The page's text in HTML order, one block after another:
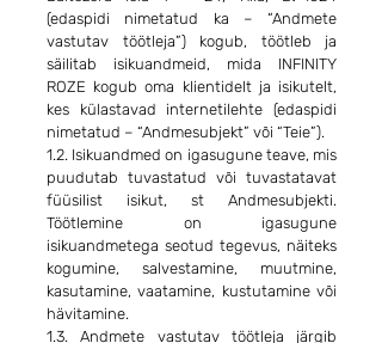
(edaspidi nimetatud ka – “Andmete
vastutav töötleja”) kogub, töötleb ja
säilitab isikuandmeid, mida INFINITY
ROZE kogub oma klientidelt ja isikutelt,
kes külastavad internetilehte (edaspidi
nimetatud – “Andmesubjekt” või “Teie”).
1.2. Isikuandmed on igasugune teave, mis
puudutab tuvastatud või tuvastatavat
füüsilist isikut, st Andmesubjekti.
Töötlemine on igasugune
isikuandmetega seotud tegevus, näiteks
kogumine, salvestamine, muutmine,
kasutamine, vaatamine, kustutamine või
hävitamine.
1.3. Andmete vastutav töötleja järgib